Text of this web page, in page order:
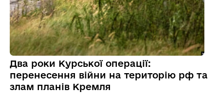
Два роки Курської операції:
перенесення війни на територію рф та
злам планів Кремля